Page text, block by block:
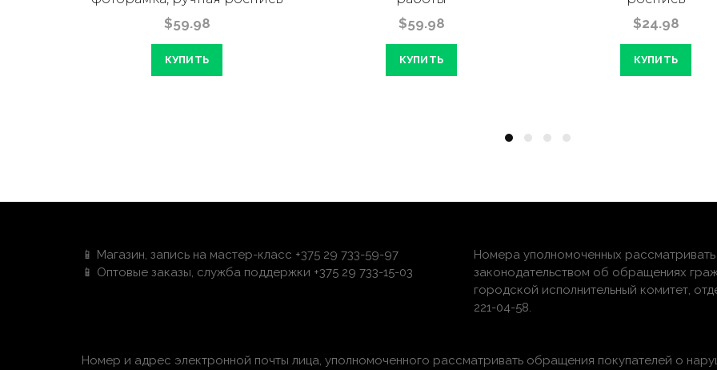
$59.98
КУПИТЬ
$59.98
КУПИТЬ
$24.98
КУПИТЬ
📱 Магазин, запись на мастер-класс +375 29 733-59-97
📱 Оптовые заказы, служба поддержки +375 29 733-15-03
Номера уполномоченных
законодательством об обращениях
городской исполнительный комитет,
221-04-58.
Номер и адрес электронной почты лица, уполномоченного рассматривать обращения покупателей о